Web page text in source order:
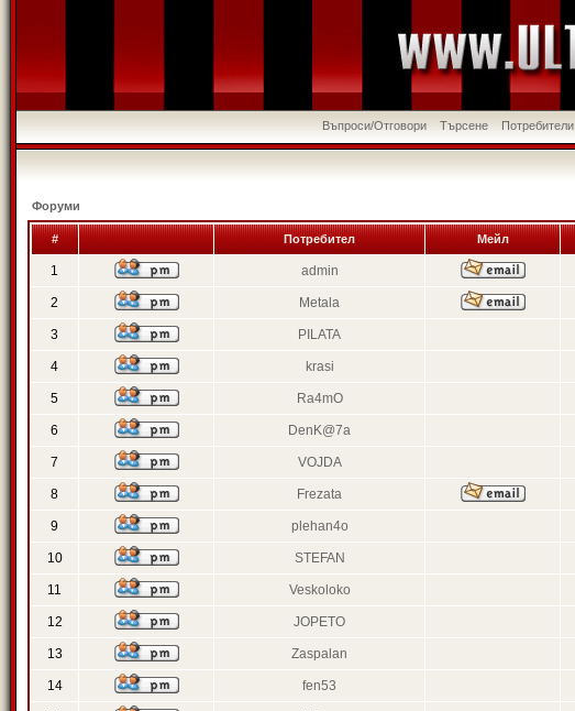
Въпроси/Отговори Търсене Потребители
Форуми
# Потребител Мейл
1 admin
2 Metala
3 PILATA
4 krasi
5 Ra4mO
6 DenK@7a
7 VOJDA
8 Frezata
9 plehan4o
10 STEFAN
11 Veskoloko
12 JOPETO
13 Zaspalan
14 fen53